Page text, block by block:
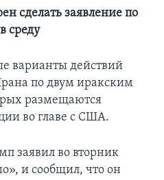
сделать заявление по
среду
варианты действий
по двум иракским
размещаются
во главе с США.
заявил во вторник
и сообщил, что он